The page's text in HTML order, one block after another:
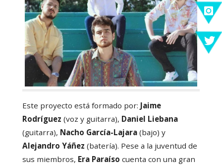
Este proyecto está formado por: Jaime
Rodríguez (voz y guitarra), Daniel Liebana
(guitarra), Nacho García-Lajara(bajo) y
Alejandro Yáñez (batería). Pese a la juventud de
sus miembros, Era Paraíso cuenta con una gran